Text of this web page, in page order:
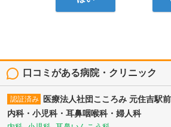
口コミがある病院・クリニック
認証済み 医療法人社団こころみ 元住吉駅
内科・小児科・耳鼻咽喉科・婦人科